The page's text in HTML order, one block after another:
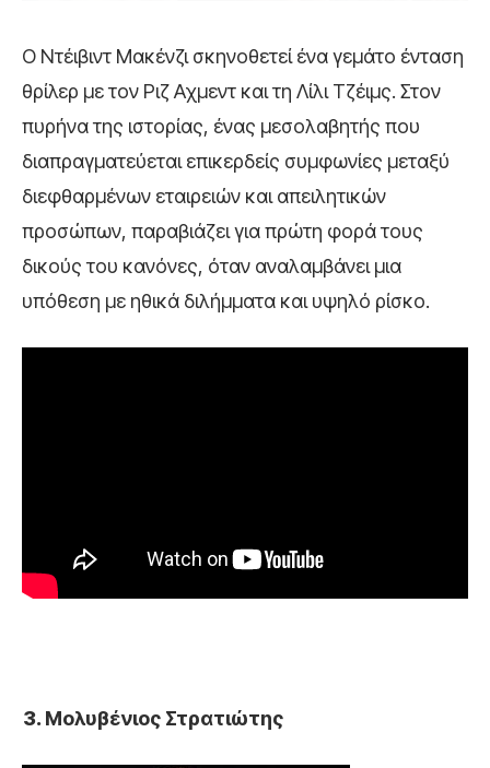
Ο Ντέιβιντ Μακένζι σκηνοθετεί ένα γεμάτο ένταση
θρίλερ με τον Ριζ Αχμεντ και τη Λίλι Τζέιμς. Στον
πυρήνα της ιστορίας, ένας μεσολαβητής που
διαπραγματεύεται επικερδείς συμφωνίες μεταξύ
διεφθαρμένων εταιρειών και απειλητικών
προσώπων, παραβιάζει για πρώτη φορά τους
δικούς του κανόνες, όταν αναλαμβάνει μια
υπόθεση με ηθικά διλήμματα και υψηλό ρίσκο.
Μολυβένιος Στρατιώτης